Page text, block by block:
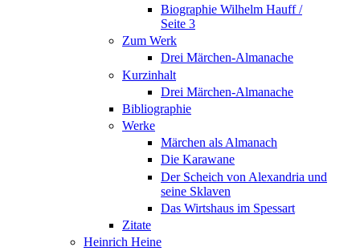
Biographie Wilhelm Hauff /
Seite 3
Zum Werk
Drei Märchen-Almanache
Kurzinhalt
Drei Märchen-Almanache
Bibliographie
Werke
Märchen als Almanach
Die Karawane
Der Scheich von Alexandria und
seine Sklaven
Das Wirtshaus im Spessart
Zitate
Heinrich Heine